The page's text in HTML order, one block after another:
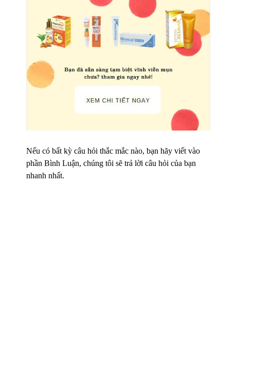
Nếu có bất kỳ câu hỏi thắc mắc nào, bạn hãy viết vào
phần Bình Luận, chúng tôi sẽ trả lời câu hỏi của bạn
nhanh nhất.